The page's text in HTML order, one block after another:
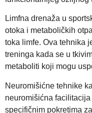
Limfna drenaža u
otoka i metaboličkih
toka limfe. Ova tehnika
treninga kada se u
metaboliti koji mogu
Neuromišićne tehnike
neuromišićna facilitacija
specifičnim pokretima